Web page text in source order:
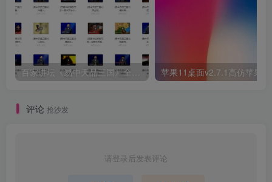
百家讲坛《易中天品三国》全集视频下载 苹果11桌面v2.7.1高仿苹果
评论 抢沙发
请登录后发表评论